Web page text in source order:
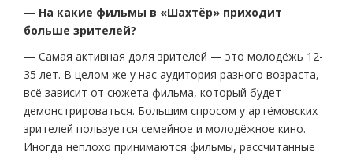
— На какие фильмы в «Шахтёр» приходит
больше зрителей?
— Самая активная доля зрителей — это молодёжь 12-
35 лет. В целом же у нас аудитория разного возраста,
всё зависит от сюжета фильма, который будет
демонстрироваться. Большим спросом у артёмовских
зрителей пользуется семейное и молодёжное кино.
Иногда неплохо принимаются фильмы, рассчитанные